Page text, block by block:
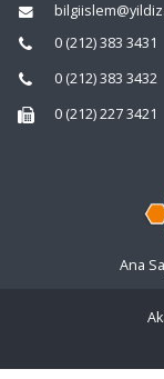
0 (212) 383 3431
0 (212) 383 3432
0 (212) 227 3421
Ana